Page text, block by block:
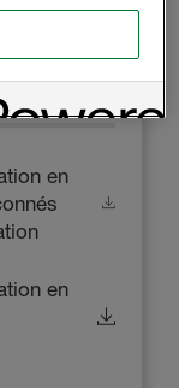
en
en